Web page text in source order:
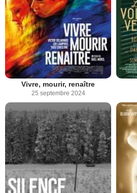
Vivre, mourir, renaître
25 septembre 2024